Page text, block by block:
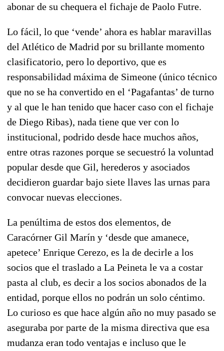
abonar de su chequera el fichaje de Paolo Futre.
Lo fácil, lo que ‘vende’ ahora es hablar maravillas
del Atlético de Madrid por su brillante momento
clasificatorio, pero lo deportivo, que es
responsabilidad máxima de Simeone (único técnico
que no se ha convertido en el ‘Pagafantas’ de turno
y al que le han tenido que hacer caso con el fichaje
de Diego Ribas), nada tiene que ver con lo
institucional, podrido desde hace muchos años,
entre otras razones porque se secuestró la voluntad
popular desde que Gil, herederos y asociados
decidieron guardar bajo siete llaves las urnas para
convocar nuevas elecciones.
La penúltima de estos dos elementos, de
Caracórner Gil Marín y ‘desde que amanece,
apetece’ Enrique Cerezo, es la de decirle a los
socios que el traslado a La Peineta le va a costar
pasta al club, es decir a los socios abonados de la
entidad, porque ellos no podrán un solo céntimo.
Lo curioso es que hace algún año no muy pasado se
aseguraba por parte de la misma directiva que esa
mudanza eran todo ventajas e incluso que le